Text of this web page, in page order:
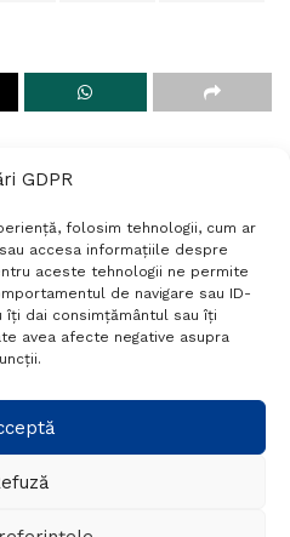
GDPR
folosim tehnologii, cum ar
accesa informațiile despre
aceste tehnologii ne permite
de navigare sau ID-
îți dai consimțământul sau îți
avea afecte negative asupra
de confidențialitate
GDPR Contact
788 760 194